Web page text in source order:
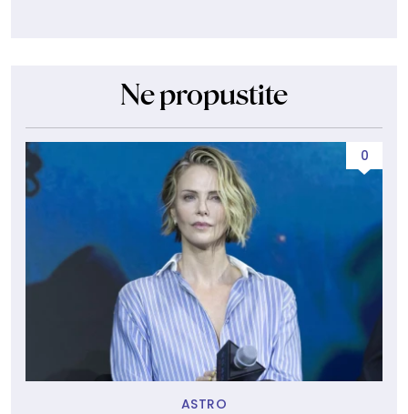
Ne propustite
0
ASTRO